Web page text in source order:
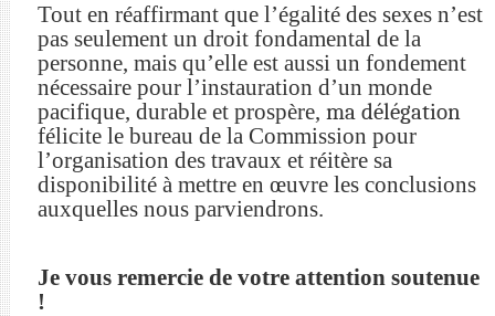
Tout en réaffirmant que l’égalité des sexes n’est
pas seulement un droit fondamental de la
personne, mais qu’elle est aussi un fondement
nécessaire pour l’instauration d’un monde
pacifique, durable et prospère, ma délégation
félicite le bureau de la Commission pour
l’organisation des travaux et réitère sa
disponibilité à mettre en œuvre les conclusions
auxquelles nous parviendrons.
Je vous remercie de votre attention soutenue
!